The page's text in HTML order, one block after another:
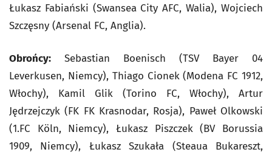
Łukasz Fabiański (Swansea City AFC, Walia), Wojciech
Szczęsny (Arsenal FC, Anglia).
Obrońcy: Sebastian Boenisch (TSV Bayer 04
Leverkusen, Niemcy), Thiago Cionek (Modena FC 1912,
Włochy), Kamil Glik (Torino FC, Włochy), Artur
Jędrzejczyk (FK FK Krasnodar, Rosja), Paweł Olkowski
(1.FC Köln, Niemcy), Łukasz Piszczek (BV Borussia
1909, Niemcy), Łukasz Szukała (Steaua Bukareszt,